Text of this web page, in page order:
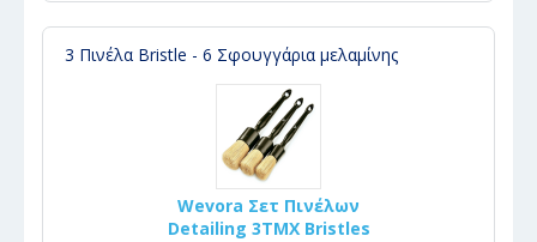
3 Πινέλα Bristle - 6 Σφουγγάρια μελαμίνης
Wevora Σετ Πινέλων
Detailing 3ΤΜΧ Bristles